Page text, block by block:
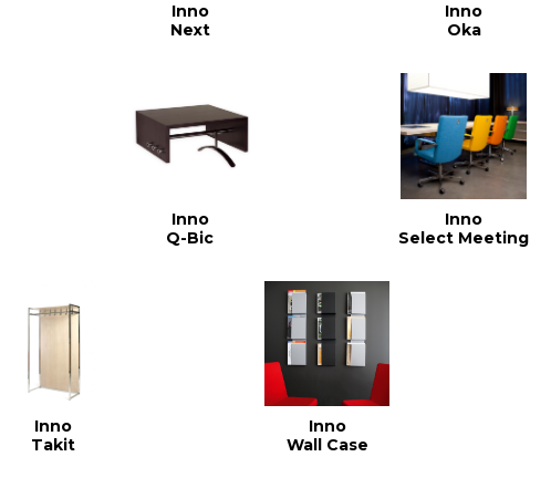
Inno
Next
Inno
Oka
Inno
Q-Bic
Inno
Select Meeting
Inno
Takit
Inno
Wall Case